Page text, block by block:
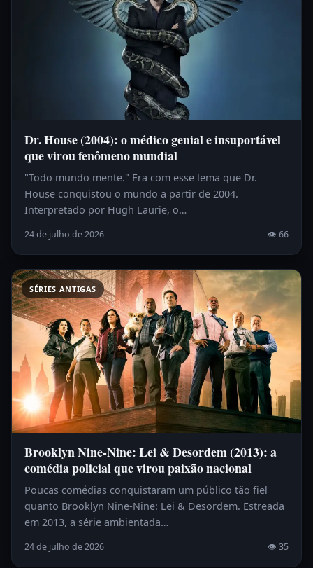
Dr. House (2004): o médico genial e insuportável
que virou fenômeno mundial
"Todo mundo mente." Era com esse lema que Dr.
House conquistou o mundo a partir de 2004.
Interpretado por Hugh Laurie, o…
24 de julho de 2026 👁 66
SÉRIES ANTIGAS
Brooklyn Nine-Nine: Lei & Desordem (2013): a
comédia policial que virou paixão nacional
Poucas comédias conquistaram um público tão fiel
quanto Brooklyn Nine-Nine: Lei & Desordem. Estreada
em 2013, a série ambientada…
24 de julho de 2026 👁 35